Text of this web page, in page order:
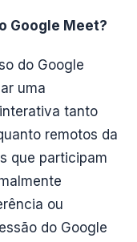
Google Meet?
do Google
uma
tanto
remotos da
que participam
ou
do Google